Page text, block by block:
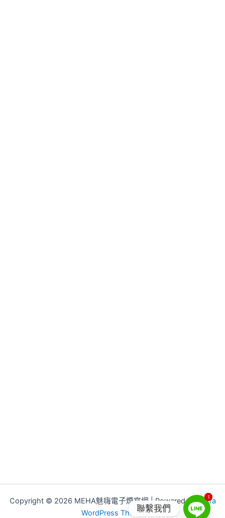
Copyright © 2026 MEHA魅嗨電子煙官網 | Powered byAstra
WordPress Theme聯繫我們
11